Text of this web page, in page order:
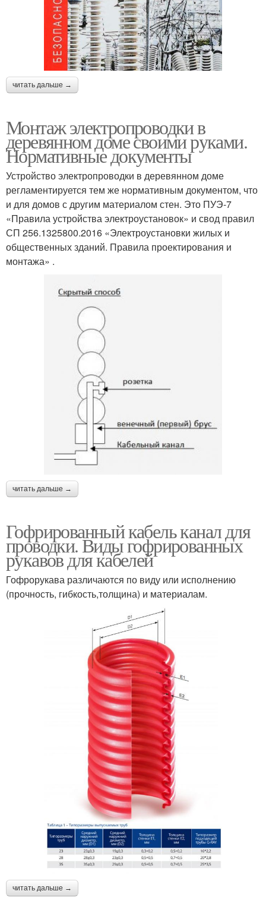
читать дальше →
Монтаж электропроводки в
деревянном доме своими руками.
Нормативные документы
Устройство электропроводки в деревянном доме
регламентируется тем же нормативным документом, что
и для домов с другим материалом стен. Это ПУЭ-7
«Правила устройства электроустановок» и свод правил
СП 256.1325800.2016 «Электроустановки жилых и
общественных зданий. Правила проектирования и
монтажа» .
читать дальше →
Гофрированный кабель канал для
проводки. Виды гофрированных
рукавов для кабелей
Гофрорукава различаются по виду или исполнению
(прочность, гибкость,толщина) и материалам.
читать дальше →